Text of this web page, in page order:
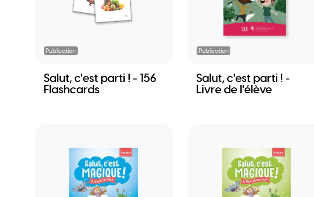
Publication
Salut, c'est parti ! - 156
Flashcards
Publication
Salut, c'est parti ! -
Livre de l'élève